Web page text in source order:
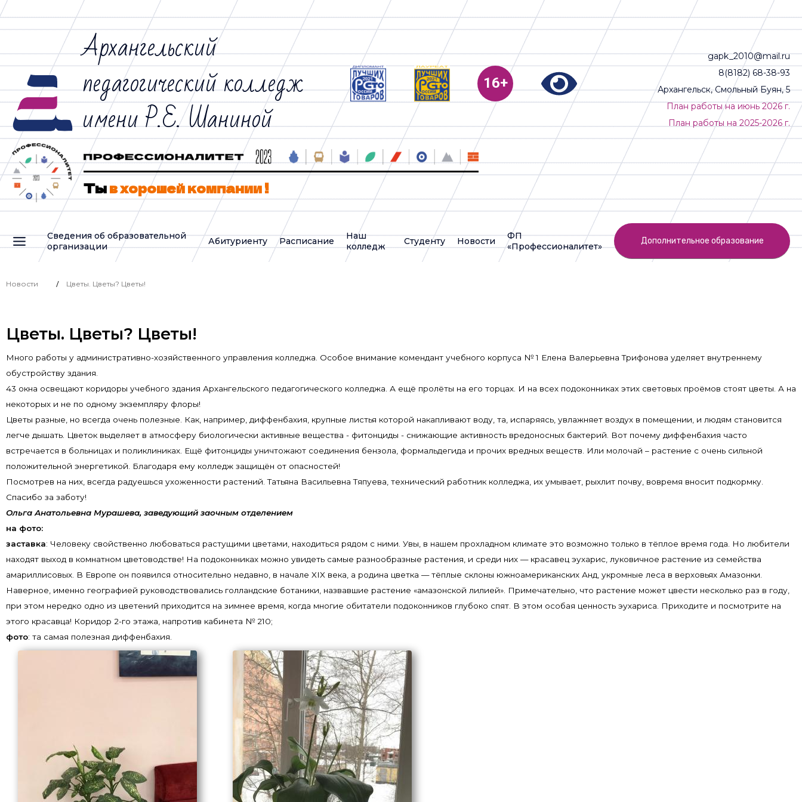
Архангельский
педагогический колледж
имени Р.Е. Шаниной
gapk_2010@mail.ru
8(8182) 68-38-93
Архангельск, Смольный Буян, 5
План работы на июнь 2026 г.
План работы на 2025-2026 г.
Тыв хорошей компании !
Сведения об образовательной
организации
Абитуриенту Расписание
Наш
колледж
Студенту Новости
ФП
«Профессионалитет»
Дополнительное образование
Новости / Цветы. Цветы? Цветы!
Цветы. Цветы? Цветы!
Много работы у административно-хозяйственного управления колледжа. Особое внимание комендант учебного корпуса № 1 Елена Валерьевна Трифонова уделяет внутреннему
обустройству здания.
43 окна освещают коридоры учебного здания Архангельского педагогического колледжа. А ещё пролёты на его торцах. И на всех подоконниках этих световых проёмов стоят цветы. А на
некоторых и не по одному экземпляру флоры!
Цветы разные, но всегда очень полезные. Как, например, диффенбахия, крупные листья которой накапливают воду, та, испаряясь, увлажняет воздух в помещении, и людям становится
легче дышать. Цветок выделяет в атмосферу биологически активные вещества - фитонциды - снижающие активность вредоносных бактерий. Вот почему диффенбахия часто
встречается в больницах и поликлиниках. Ещё фитонциды уничтожают соединения бензола, формальдегида и прочих вредных веществ. Или молочай – растение с очень сильной
положительной энергетикой. Благодаря ему колледж защищён от опасностей!
Посмотрев на них, всегда радуешься ухоженности растений. Татьяна Васильевна Тяпуева, технический работник колледжа, их умывает, рыхлит почву, вовремя вносит подкормку.
Спасибо за заботу!
Ольга Анатольевна Мурашева, заведующий заочным отделением
на фото:
заставка: Человеку свойственно любоваться растущими цветами, находиться рядом с ними. Увы, в нашем прохладном климате это возможно только в тёплое время года. Но любители
находят выход в комнатном цветоводстве! На подоконниках можно увидеть самые разнообразные растения, и среди них — красавец эухарис, луковичное растение из семейства
амариллисовых. В Европе он появился относительно недавно, в начале XIX века, а родина цветка — тёплые склоны южноамериканских Анд, укромные леса в верховьях Амазонки.
Наверное, именно географией руководствовались голландские ботаники, назвавшие растение «амазонской лилией». Примечательно, что растение может цвести несколько раз в году,
при этом нередко одно из цветений приходится на зимнее время, когда многие обитатели подоконников глубоко спят. В этом особая ценность эухариса. Приходите и посмотрите на
этого красавца! Коридор 2-го этажа, напротив кабинета № 210;
фото: та самая полезная диффенбахия.